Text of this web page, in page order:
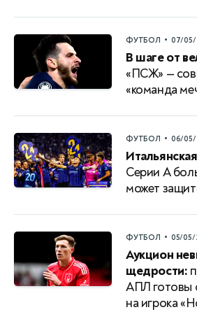
ФУТБОЛ • 07/05/
В шаге от
«ПСЖ» —
«команда
ФУТБОЛ • 06/05/
Серии A
может
ФУТБОЛ • 05/05/
Аукцион
щедрости:
АПЛ готовы
на игрока